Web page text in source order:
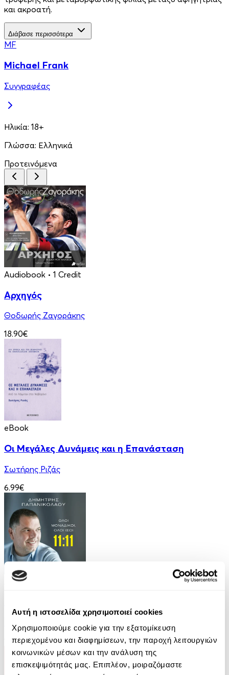
Αυτή η ιστοσελίδα χρησιμοποιεί cookies
Χρησιμοποιούμε cookie για την εξατομίκευση
περιεχομένου και διαφημίσεων, την παροχή λειτουργιών
κοινωνικών μέσων και την ανάλυση της
επισκεψιμότητάς μας. Επιπλέον, μοιραζόμαστε
και ακροατή.
Διάβασε περισσότερα
MF
Michael Frank
Συγγραφέας
Ηλικία: 18+
Γλώσσα: Ελληνικά
Προτεινόμενα
Audiobook • 1 Credit
Αρχηγός
Θοδωρής Ζαγοράκης
18.90€
eBook
Οι Μεγάλες Δυνάμεις και η Επανάσταση
Σωτήρης Ριζάς
6.99€
Audiobook
Δημήτρης Παπανικολάου
14.99€